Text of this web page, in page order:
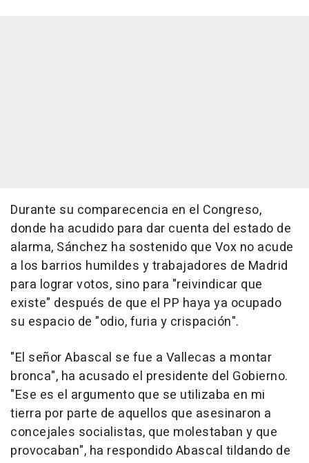
Durante su comparecencia en el Congreso,
donde ha acudido para dar cuenta del estado de
alarma, Sánchez ha sostenido que Vox no acude
a los barrios humildes y trabajadores de Madrid
para lograr votos, sino para "reivindicar que
existe" después de que el PP haya ya ocupado
su espacio de "odio, furia y crispación".
"El señor Abascal se fue a Vallecas a montar
bronca", ha acusado el presidente del Gobierno.
"Ese es el argumento que se utilizaba en mi
tierra por parte de aquellos que asesinaron a
concejales socialistas, que molestaban y que
provocaban", ha respondido Abascal tildando de